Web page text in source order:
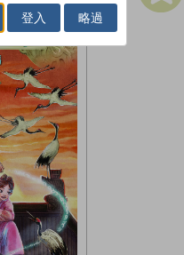
登入 略過